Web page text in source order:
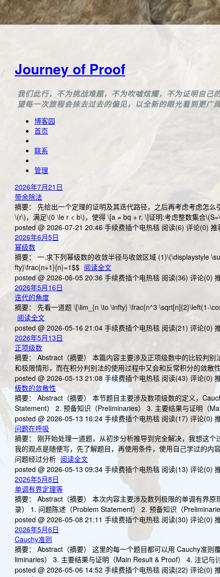
Journey of Proof
我们此行，不为挑战难题，不为吹嘘炫耀，不为证明自己
望每一次旅程会抹去过去的偏见，以全新的眼光看到更广
博客园
首页
联系
管理
2026年7月21日
带余除法
摘要： 先给出一个定理的证明及其迭代路径，之后再考虑考虑怎
\(r\)，满足\(0 \le r < b\)，使得 \[a = bq + r. \]证明:考虑整数集合
posted @ 2026-07-21 20:46 手续费插个电热毯 阅读(6) 评论(0) 推
2026年6月5日
幂级数
摘要： 一.求下列幂级数的收敛半径与收敛区域 (1)\(\displaystyle
fty}\frac{n+1}{n}=1$$ 阅读全文
posted @ 2026-06-05 20:36 手续费插个电热毯 阅读(36) 评论(0)
2026年5月16日
迭代的角度
摘要： 先看一道题 \[\lim_{n \to \infty} \frac{n^3 \sqrt[n]{2}\left(1-
阅读全文
posted @ 2026-05-16 21:04 手续费插个电热毯 阅读(21) 评论(0)
2026年5月13日
正项级数
摘要： Abstract（摘要） 本篇内容主要涉及正项级数中的比较判
和极限情形，而在积分判别法的使用过程中又会和反常积分的敛
posted @ 2026-05-13 21:08 手续费插个电热毯 阅读(43) 评论(0)
级数的敛散性
摘要： Abstract（摘要） 本节题目主要涉及数项级数的定义，
Statement） 2. 预备知识（Preliminaries） 3. 主要结果与证明（
posted @ 2026-05-13 16:24 手续费插个电热毯 阅读(17) 评论(0)
问题在呼吸
摘要： 刚开始处理一道题，从初步分析推导到完全解决，我想这个
我的观点是随便写，先了解题目，再使用条件，使用自己学过的
问题经过分析 阅读全文
posted @ 2026-05-13 09:34 手续费插个电热毯 阅读(13) 评论(0)
2026年5月8日
单调有界定理等
摘要： Abstract（摘要） 本次内容主要涉及数列极限的单调有界
录） 1. 问题陈述（Problem Statement） 2. 预备知识（
posted @ 2026-05-08 21:11 手续费插个电热毯 阅读(30) 评论(0)
2026年5月6日
Cauchy准则
摘要： Abstract（摘要） 这里的每一个题目都可以用 Cauchy准
liminaries） 3. 主要结果与证明（Main Result & Proof） 4. 注记与
posted @ 2026-05-06 14:52 手续费插个电热毯 阅读(22) 评论(0)